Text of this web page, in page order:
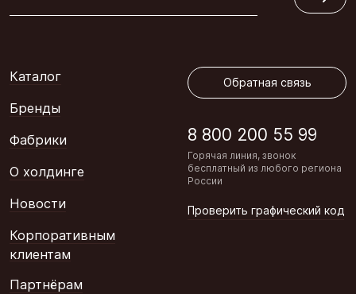
Каталог
Бренды
Фабрики
О холдинге
Новости
Корпоративным
клиентам
Партнёрам
Обратная связь
8 800 200 55 99
Горячая линия, звонок
бесплатный из любого региона
России
Проверить графический код